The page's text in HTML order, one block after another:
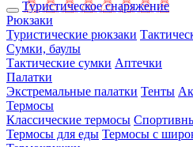
Туристическое снаряжение
Рюкзаки
Туристические рюкзаки
Сумки, баулы
Тактические сумки Аптечки
Палатки
Экстремальные палатки Тенты
Термосы
Классические термосы
Термосы для еды Термосы с